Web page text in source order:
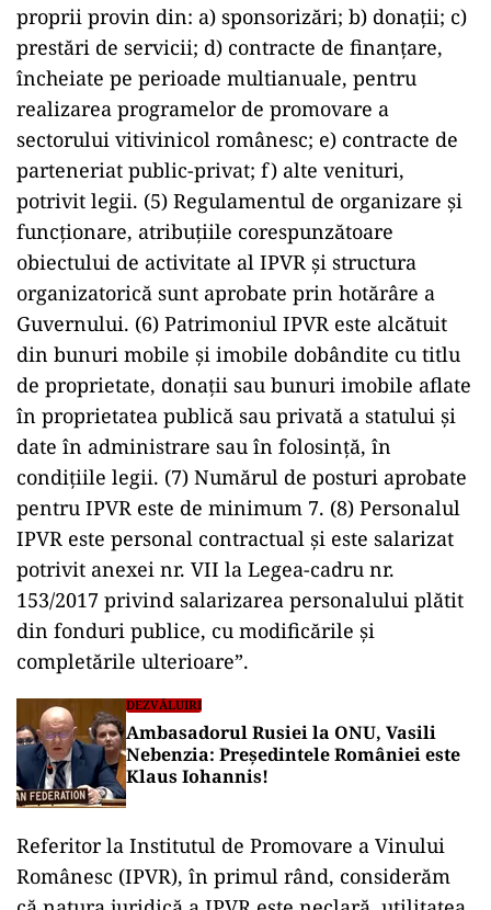
proprii provin din: a) sponsorizări; b) donaţii; c)
prestări de servicii; d) contracte de finanţare,
încheiate pe perioade multianuale, pentru
realizarea programelor de promovare a
sectorului vitivinicol românesc; e) contracte de
parteneriat public-privat; f) alte venituri,
potrivit legii. (5) Regulamentul de organizare şi
funcţionare, atribuţiile corespunzătoare
obiectului de activitate al IPVR şi structura
organizatorică sunt aprobate prin hotărâre a
Guvernului. (6) Patrimoniul IPVR este alcătuit
din bunuri mobile şi imobile dobândite cu titlu
de proprietate, donaţii sau bunuri imobile aflate
în proprietatea publică sau privată a statului şi
date în administrare sau în folosinţă, în
condiţiile legii. (7) Numărul de posturi aprobate
pentru IPVR este de minimum 7. (8) Personalul
IPVR este personal contractual şi este salarizat
potrivit anexei nr. VII la Legea-cadru nr.
153/2017 privind salarizarea personalului plătit
din fonduri publice, cu modificările şi
completările ulterioare”.
DEZVĂLUIRI
Ambasadorul Rusiei la ONU, Vasili
Nebenzia: Președintele României este
Klaus Iohannis!
Referitor la Institutul de Promovare a Vinului
Românesc (IPVR), în primul rând, considerăm